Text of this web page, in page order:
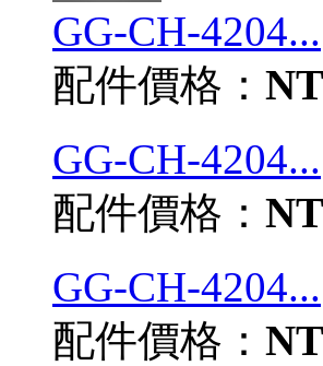
GG-CH-4204...
配件價格：
GG-CH-4204...
配件價格：
GG-CH-4204...
配件價格：